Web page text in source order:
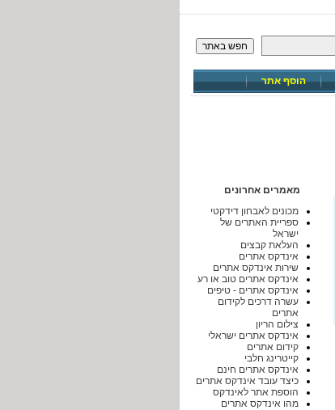
חפש באתר
הוסף אתר
מאמרים אחרונים
מכונים לאבחון דידקטי
ספריית האתרים של
ישראל
העלאת קבצים
אינדקס אתרים
שירות אינדקס אתרים
אינדקס אתרים טוב או רע
אינדקס אתרים - טיפים
עשרה דרכים לקידום
אתרים
צילום הריון
אינדקס אתרים ישראלי
קידום אתרים
קייטרינג חלבי
אינדקס אתרים חינם
כיצד עובד אינדקס אתרים
הוספת אתר לאינדקס
מהו אינדקס אתרים